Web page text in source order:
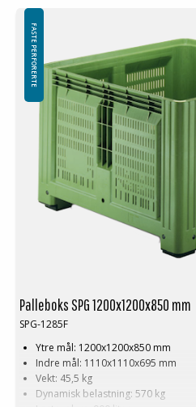
Denne spesielle dimensjonen på
bestilling på mellom 200-2000 stk.
Palleboks SPG 1200x1200x850 mm
SPG-1285F
Ytre mål: 1200x1200x850 mm
Indre mål: 1110x1110x695 mm
Vekt: 45,5 kg
Dynamisk belastning: 570 kg
FASTE PERFORERTE